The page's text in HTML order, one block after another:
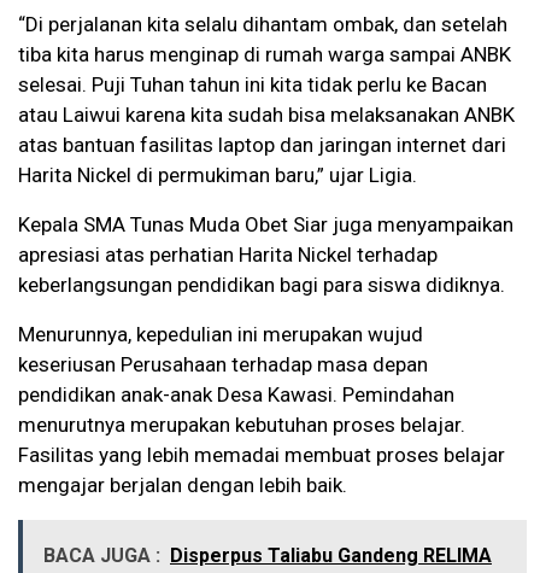
“Di perjalanan kita selalu dihantam ombak, dan setelah
tiba kita harus menginap di rumah warga sampai ANBK
selesai. Puji Tuhan tahun ini kita tidak perlu ke Bacan
atau Laiwui karena kita sudah bisa melaksanakan ANBK
atas bantuan fasilitas laptop dan jaringan internet dari
Harita Nickel di permukiman baru,” ujar Ligia.
Kepala SMA Tunas Muda Obet Siar juga menyampaikan
apresiasi atas perhatian Harita Nickel terhadap
keberlangsungan pendidikan bagi para siswa didiknya.
Menurunnya, kepedulian ini merupakan wujud
keseriusan Perusahaan terhadap masa depan
pendidikan anak-anak Desa Kawasi. Pemindahan
menurutnya merupakan kebutuhan proses belajar.
Fasilitas yang lebih memadai membuat proses belajar
mengajar berjalan dengan lebih baik.
BACA JUGA : Disperpus Taliabu Gandeng RELIMA